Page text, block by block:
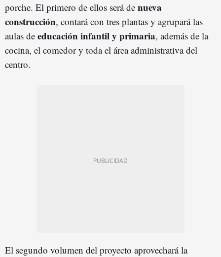
porche. El primero de ellos será de nueva
construcción, contará con tres plantas y agrupará las
aulas de educación infantil y primaria, además de la
cocina, el comedor y toda el área administrativa del
centro.
El segundo volumen del proyecto aprovechará la